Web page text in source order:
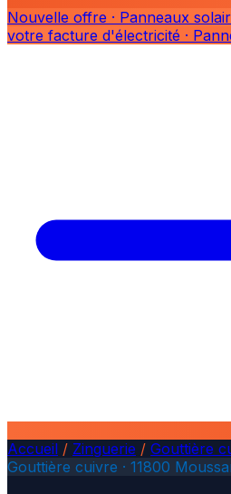
Nouvelle offre · Panneaux
votre facture d'électricité ·
Accueil / Zinguerie / Gouttière
Gouttière cuivre · 11800